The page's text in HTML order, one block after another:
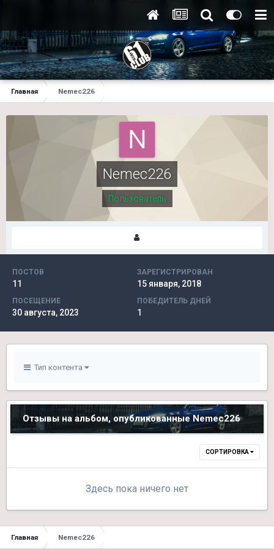
Главная Nemec226
Nemec226
Пользователь
ПОСТОВ
11
ЗАРЕГИСТРИРОВАН
15 января, 2018
ПОСЕЩЕНИЕ
30 августа, 2023
ПОБЕДИТЕЛЬ ДНЕЙ
1
Тип контента
Отзывы на альбом, опубликованные Nemec226
СОРТИРОВКА
Здесь пока ничего нет
Главная Nemec226